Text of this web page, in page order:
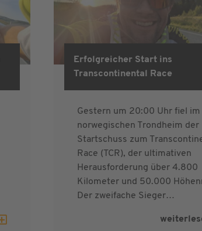
Erfolgreicher Start ins
Transcontinental Race
Gestern um 20:00 Uhr fiel im
norwegischen Trondheim der
Startschuss zum
Race (TCR), der ultimativen
Herausforderung über 4.800
Kilometer und 50.000
Der zweifache Sieger…